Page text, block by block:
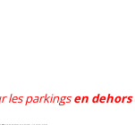
les parkingsen dehors